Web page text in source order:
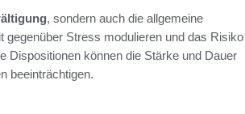
, sondern auch die allgemeine
Stress modulieren und das Risiko
Dispositionen können die Stärke und Dauer
beeinträchtigen.